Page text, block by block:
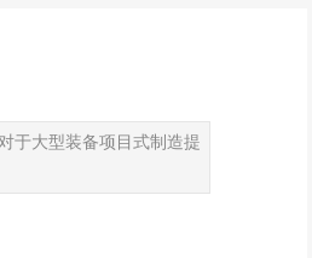
于大型装备项目式制造提